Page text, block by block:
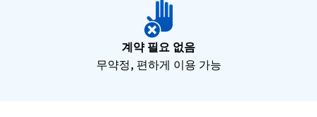
계약 필요 없음
무약정, 편하게 이용 가능